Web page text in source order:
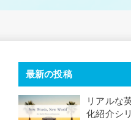
最新の投稿
リアルな
化紹介シ